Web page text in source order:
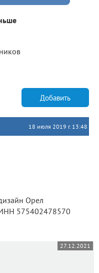
Добавить
18 июля 2019 г. 13:48
575402478570
27.12.2021